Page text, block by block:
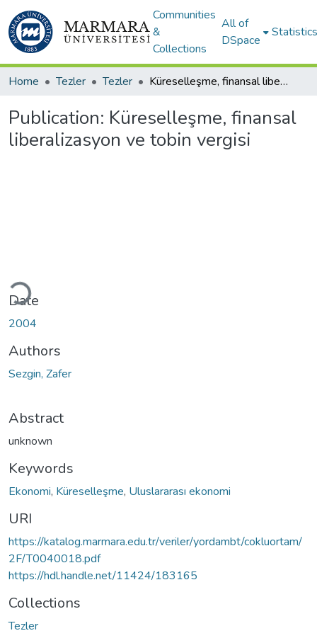
Communities
&
Collections
All of
DSpace
Statistics
Home Tezler Tezler Küreselleşme, finansal liberalizasyon ve tobin vergisi
Publication: Küreselleşme, finansal
liberalizasyon ve tobin vergisi
Date
2004
Authors
Sezgin, Zafer
Abstract
unknown
Keywords
Ekonomi, Küreselleşme, Uluslararası ekonomi
URI
https://katalog.marmara.edu.tr/veriler/yordambt/cokluortam/
2F/T0040018.pdf
https://hdl.handle.net/11424/183165
Collections
Tezler